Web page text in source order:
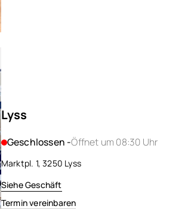
Lyss
Geschlossen -Öffnet um 08:30 Uhr
Marktpl. 1, 3250 Lyss
Siehe Geschäft
Termin vereinbaren